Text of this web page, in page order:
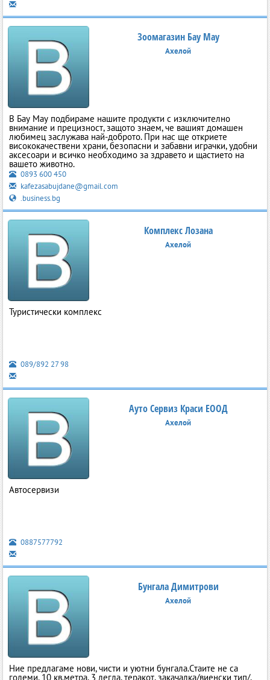
Зоомагазин Бау Мау
Ахелой
В Бау Мау подбираме нашите продукти с изключително
внимание и прецизност, защото знаем, че вашият домашен
любимец заслужава най-доброто. При нас ще откриете
висококачествени храни, безопасни и забавни играчки, удобни
аксесоари и всичко необходимо за здравето и щастието на
вашето животно.
0893 600 450
kafezasabujdane@gmail.com
.business.bg
Комплекс Лозана
Ахелой
Туристически комплекс
089/892 27 98
Ауто Сервиз Краси ЕООД
Ахелой
Автосервизи
0887577792
Бунгала Димитрови
Ахелой
Ние предлагаме нови, чисти и уютни бунгала.Стаите не са
големи, 10 кв.метра, 3 легла, теракот, закачалка/виенски тип/,